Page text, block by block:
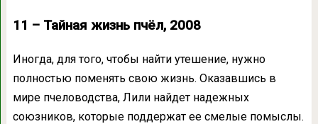
11 – Тайная жизнь пчёл, 2008
Иногда, для того, чтобы найти утешение, нужно
полностью поменять свою жизнь. Оказавшись в
мире пчеловодства, Лили найдет надежных
союзников, которые поддержат ее смелые помыслы.